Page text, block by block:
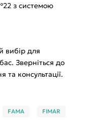
з системою
вибір для
Зверніться до
та консультації.
FAMA FIMAR